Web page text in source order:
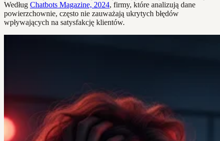
Według Chatbots Magazine, 2024, firmy, które analizują dane
powierzchownie, często nie zauważają ukrytych błędów
wpływających na satysfakcję klientów.